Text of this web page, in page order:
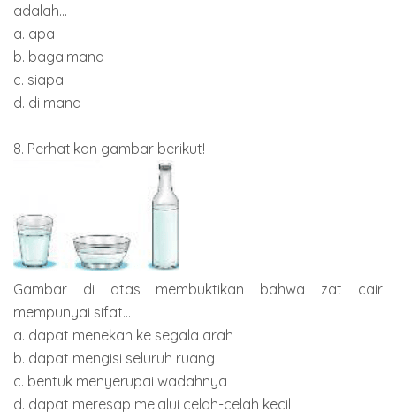
adalah...
a. apa
b. bagaimana
c. siapa
d. di mana
8. Perhatikan gambar berikut!
Gambar di atas membuktikan bahwa zat cair
mempunyai sifat...
a. dapat menekan ke segala arah
b. dapat mengisi seluruh ruang
c. bentuk menyerupai wadahnya
d. dapat meresap melalui celah-celah kecil